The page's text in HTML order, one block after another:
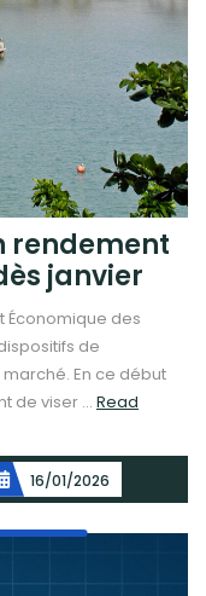
rendement
janvier
Économique des
de
En ce début
de viser ... Read
16/01/2026